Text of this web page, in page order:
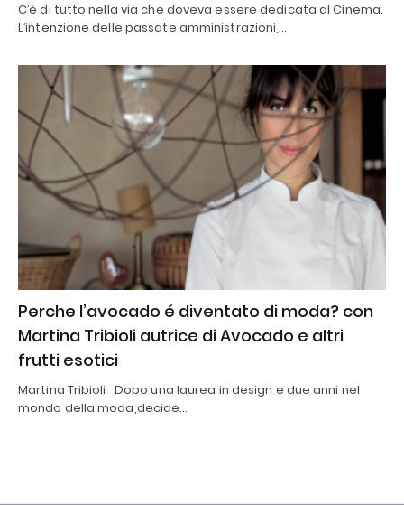
C’è di tutto nella via che doveva essere dedicata al Cinema.
L’intenzione delle passate amministrazioni,…
Perche l’avocado é diventato di moda? con
Martina Tribioli autrice di Avocado e altri
frutti esotici
Martina Tribioli Dopo una laurea in design e due anni nel
mondo della moda,decide…